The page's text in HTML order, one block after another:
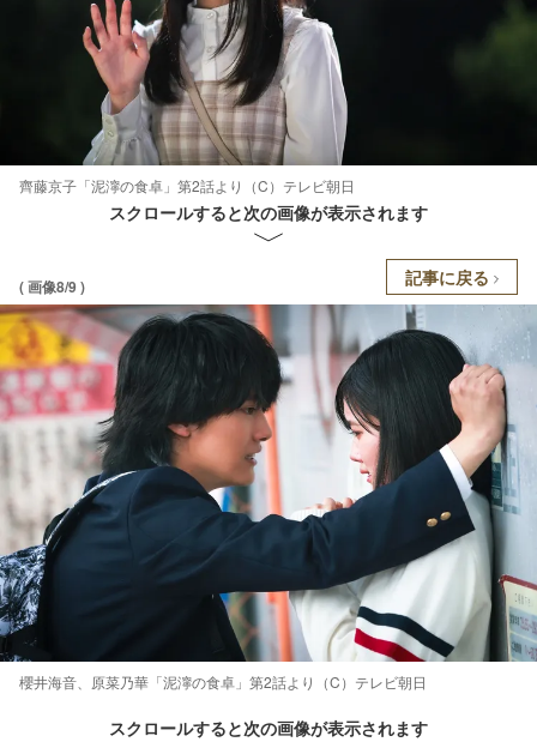
齊藤京子「泥濘の食卓」第2話より（C）テレビ朝日
スクロールすると次の画像が表示されます
( 画像8/9 ) 記事に戻る
櫻井海音、原菜乃華「泥濘の食卓」第2話より（C）テレビ朝日
スクロールすると次の画像が表示されます